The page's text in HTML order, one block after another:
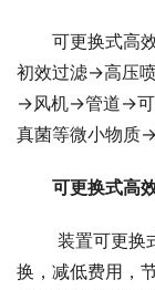
可更换式高
初效过滤→高压
→风机→管道→可
真菌等微小物质→
可更换式高
换，减低费用，